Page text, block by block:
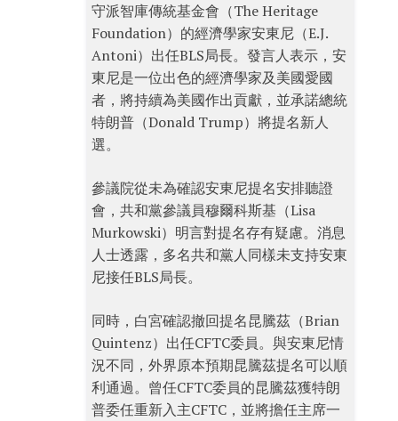
守派智庫傳統基金會（The Heritage
Foundation）的經濟學家安東尼（E.J.
Antoni）出任BLS局長。發言人表示，安
東尼是一位出色的經濟學家及美國愛國
者，將持續為美國作出貢獻，並承諾總統
特朗普（Donald Trump）將提名新人
選。
參議院從未為確認安東尼提名安排聽證
會，共和黨參議員穆爾科斯基（Lisa
Murkowski）明言對提名存有疑慮。消息
人士透露，多名共和黨人同樣未支持安東
尼接任BLS局長。
同時，白宮確認撤回提名昆騰茲（Brian
Quintenz）出任CFTC委員。與安東尼情
況不同，外界原本預期昆騰茲提名可以順
利通過。曾任CFTC委員的昆騰茲獲特朗
普委任重新入主CFTC，並將擔任主席一